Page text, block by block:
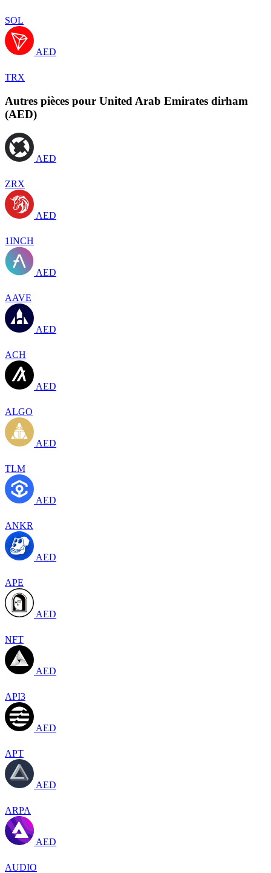
SOL
AED
TRX
Autres pièces pour United Arab Emirates dirham
(AED)
AED
ZRX
AED
1INCH
AED
AAVE
AED
ACH
AED
ALGO
AED
TLM
AED
ANKR
AED
APE
AED
NFT
AED
API3
AED
APT
AED
ARPA
AED
AUDIO